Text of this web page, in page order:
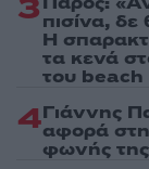
3πισίνα, δε
Η
τα κενά
του
4Γιάννης
αφορά στη
φωνής